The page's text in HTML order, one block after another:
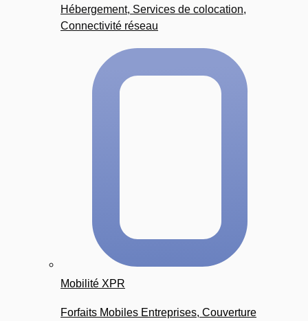
Hébergement, Services de colocation,
Connectivité réseau
Mobilité XPR
Forfaits Mobiles Entreprises, Couverture